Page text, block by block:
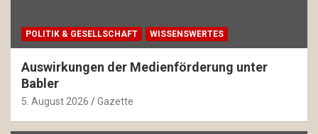
POLITIK & GESELLSCHAFT WISSENSWERTES
Auswirkungen der Medienförderung unter
Babler
5. August 2026 Gazette